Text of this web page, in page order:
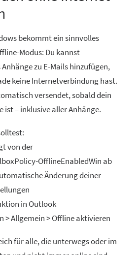
bekommt ein sinnvolles
Modus: Du kannst
zu E-Mails hinzufügen,
keine Internetverbindung hast.
versendet, sobald dein
ist – inklusive aller Anhänge.
von der
OfflineEnabledWin ab
Änderung deiner
in Outlook
> Allgemein > Offline aktivieren
für alle, die unterwegs oder im